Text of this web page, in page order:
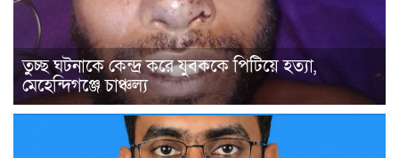
তুচ্ছ ঘটনাকে কেন্দ্র করে যুবককে পিটিয়ে হত্যা,
মেহেন্দিগঞ্জে চাঞ্চল্য